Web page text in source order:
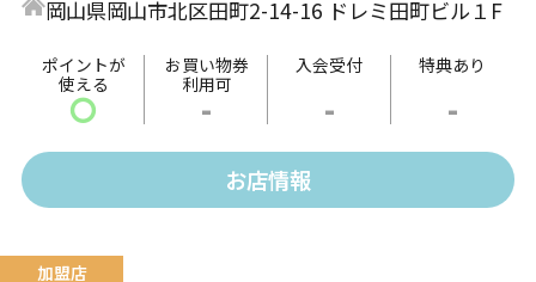
岡山県岡山市北区田町2-14-16 ドレミ田町ビル１F
ポイントが
使える
〇
お買い物券
利用可
-
入会受付
-
特典あり
-
お店情報